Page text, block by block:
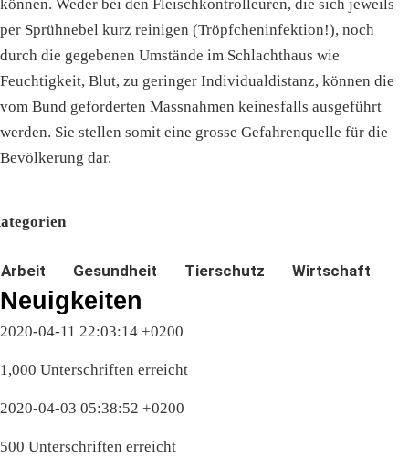
können. Weder bei den Fleischkontrolleuren, die sich jeweils
per Sprühnebel kurz reinigen (Tröpfcheninfektion!), noch
durch die gegebenen Umstände im Schlachthaus wie
Feuchtigkeit, Blut, zu geringer Individualdistanz, können die
vom Bund geforderten Massnahmen keinesfalls ausgeführt
werden. Sie stellen somit eine grosse Gefahrenquelle für die
Bevölkerung dar.
Arbeit Gesundheit Tierschutz Wirtschaft
Neuigkeiten
2020-04-11 22:03:14 +0200
1,000 Unterschriften erreicht
2020-04-03 05:38:52 +0200
500 Unterschriften erreicht